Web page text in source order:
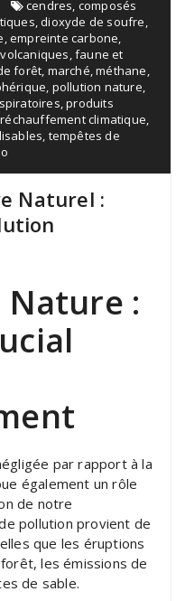
cendres composés
,dioxyde de soufre
,empreinte carbone
,faune et
forêt marché ,méthane
pollution nature
,produits
réchauffement climatique
tempêtes de
Naturel :
Nature :
par rapport à la
également un rôle
de notre
pollution provient de
que les éruptions
les émissions de
de sable.